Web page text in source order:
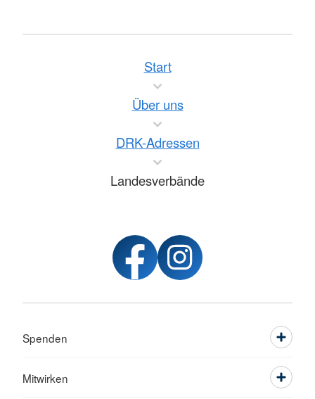
Start
Über uns
DRK-Adressen
Landesverbände
Spenden
Mitwirken